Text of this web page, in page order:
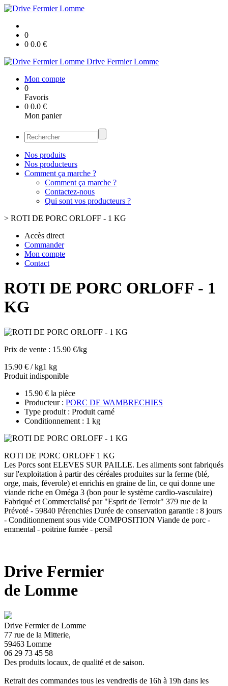
0
0 0.0 €
Drive Fermier Lomme
Mon compte
0
Favoris
0 0.0 €
Mon panier
Nos produits
Nos producteurs
Comment ça marche ?
Comment ça marche ?
Contactez-nous
Qui sont vos producteurs ?
> ROTI DE PORC ORLOFF - 1 KG
Accès direct
Commander
Mon compte
Contact
ROTI DE PORC ORLOFF - 1
KG
Prix de vente : 15.90 €/kg
15.90 € / kg1 kg
Produit indisponible
15.90 € la pièce
Producteur : PORC DE WAMBRECHIES
Type produit : Produit carné
Conditionnement : 1 kg
ROTI DE PORC ORLOFF 1 KG
Les Porcs sont ELEVES SUR PAILLE. Les aliments sont fabriqués
sur l'exploitation à partir des céréales produites sur la ferme (blé,
orge, mais, féverole) et enrichis en graine de lin, ce qui donne une
viande riche en Oméga 3 (bon pour le système cardio-vasculaire)
Fabriqué et Commercialisé par "Esprit de Terroir" 379 rue de la
Prévoté - 59840 Pérenchies Durée de conservation garantie : 8 jours
- Conditionnement sous vide COMPOSITION Viande de porc -
emmental - poitrine fumée - persil
Drive Fermier
de Lomme
Drive Fermier de Lomme
77 rue de la Mitterie,
59463 Lomme
06 29 73 45 58
Des produits locaux, de qualité et de saison.
Retrait des commandes tous les vendredis de 16h à 19h dans les